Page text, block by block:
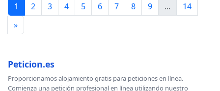
1 2 3 4 5 6 7 8 9 ...
14
»
Peticion.es
Proporcionamos alojamiento gratis para peticiones en línea.
Comienza una petición profesional en línea utilizando nuestro